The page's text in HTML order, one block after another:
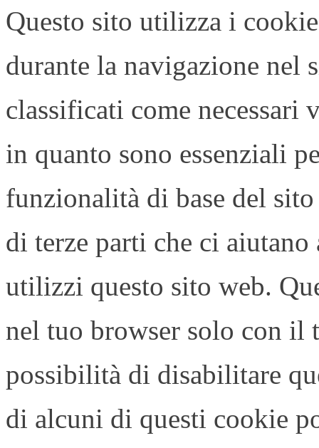
Questo sito utilizza i
durante la navigazione nel
classificati come necessari
in quanto sono essenziali
funzionalità di base del
di terze parti che ci aiutano
utilizzi questo sito web.
nel tuo browser solo con il
possibilità di disabilitare
di alcuni di questi cookie